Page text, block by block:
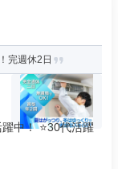
完週休2日
中！ ⭐30代活躍